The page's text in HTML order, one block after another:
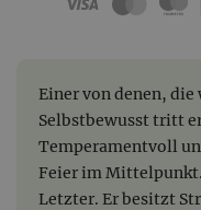
Einer von denen, die
Selbstbewusst tritt
Temperamentvoll
Feier im
Letzter. Er besitzt